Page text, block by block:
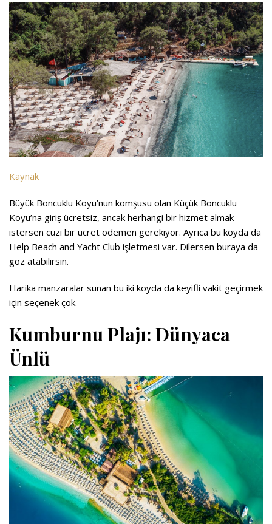
Kaynak
Büyük Boncuklu Koyu’nun komşusu olan Küçük Boncuklu
Koyu’na giriş ücretsiz, ancak herhangi bir hizmet almak
istersen cüzi bir ücret ödemen gerekiyor. Ayrıca bu koyda da
Help Beach and Yacht Club işletmesi var. Dilersen buraya da
göz atabilirsin.
Harika manzaralar sunan bu iki koyda da keyifli vakit geçirmek
için seçenek çok.
Kumburnu Plajı: Dünyaca
Ünlü